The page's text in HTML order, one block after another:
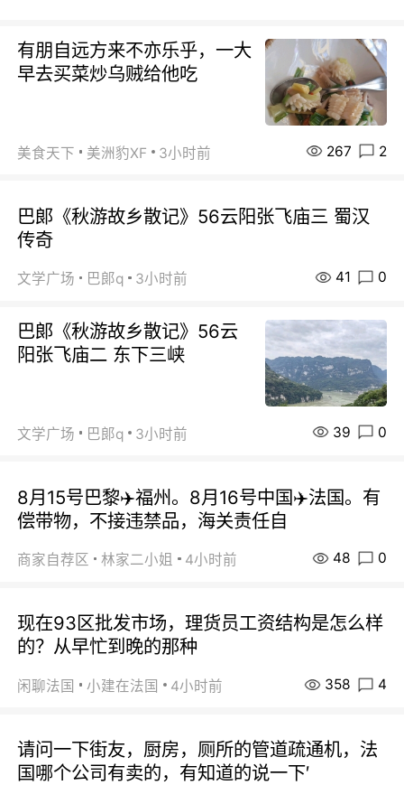
有朋自远方来不亦乐乎，一大
早去买菜炒乌贼给他吃
美食天下 美洲豹XF 3小时前 267 2
巴郞《秋游故乡散记》56云阳张飞庙三 蜀汉
传奇
文学广场 巴郞q 3小时前 41 0
巴郞《秋游故乡散记》56云
阳张飞庙二 东下三峡
文学广场 巴郞q 3小时前 39 0
8月15号巴黎✈️福州。8月16号中国✈️法国。有
偿带物，不接违禁品，海关责任自
商家自荐区 林家二小姐 4小时前 48 0
现在93区批发市场，理货员工资结构是怎么样
的？从早忙到晚的那种
闲聊法国 小建在法国 4小时前 358 4
请问一下街友，厨房，厕所的管道疏通机，法
国哪个公司有卖的，有知道的说一下′